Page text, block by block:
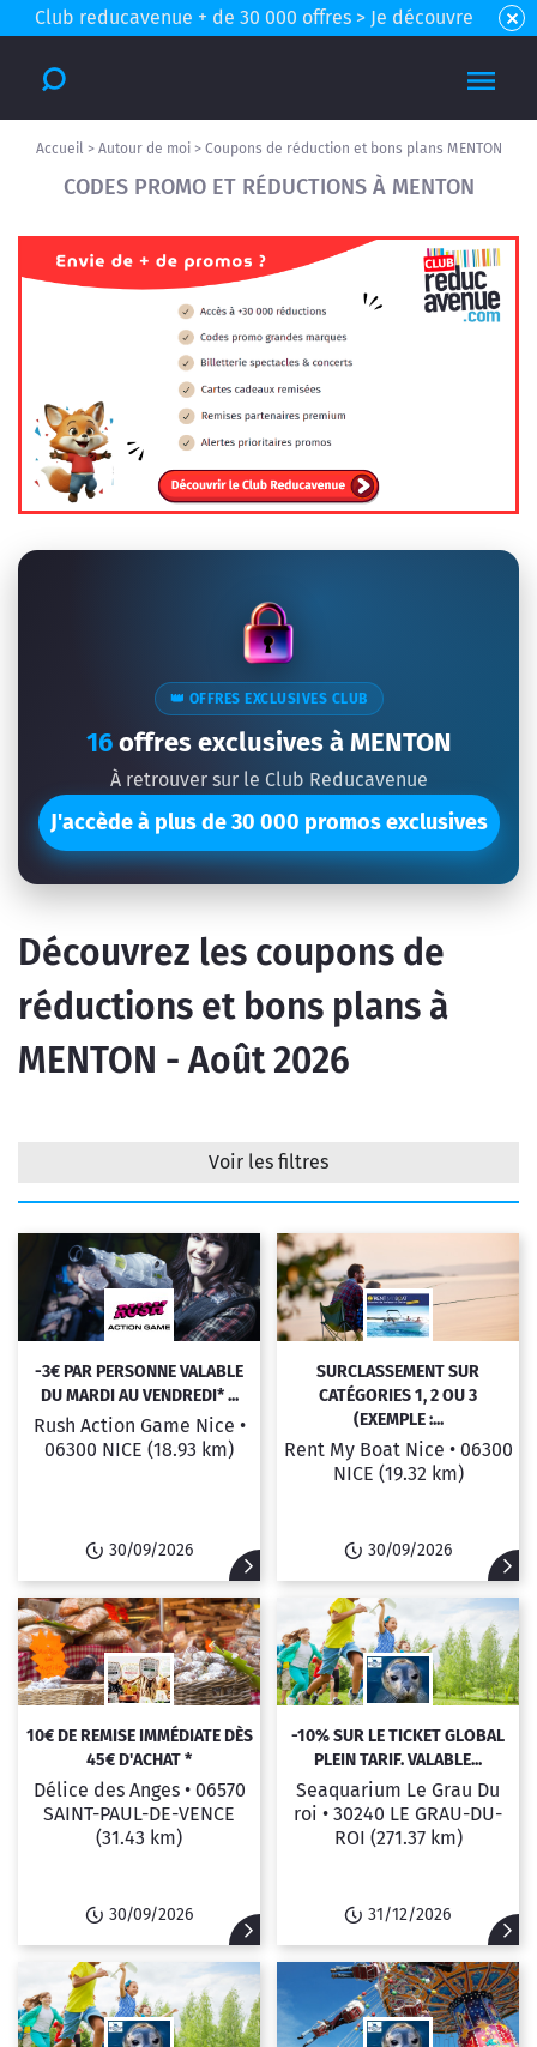
Club reducavenue + de 30 000 offres > Je découvre
Accueil > Autour de moi> Coupons de réduction et bons plans MENTON
CODES PROMO ET RÉDUCTIONS À MENTON
👑 OFFRES EXCLUSIVES CLUB
16offres exclusives à MENTON
À retrouver sur le Club Reducavenue
J'accède à plus de 30 000 promos exclusives
Découvrez les coupons de
réductions et bons plans à
MENTON - Août 2026
Voir les filtres
Filtrer
-3€ PAR PERSONNE VALABLE
DU MARDI AU VENDREDI* ...
Rush Action Game Nice •
06300 NICE (18.93 km)
30/09/2026
SURCLASSEMENT SUR
CATÉGORIES 1, 2 OU 3
(EXEMPLE :...
Rent My Boat Nice • 06300
NICE (19.32 km)
30/09/2026
10€ DE REMISE IMMÉDIATE DÈS
45€ D'ACHAT *
Délice des Anges • 06570
SAINT-PAUL-DE-VENCE
(31.43 km)
30/09/2026
-10% SUR LE TICKET GLOBAL
PLEIN TARIF. VALABLE...
Seaquarium Le Grau Du
roi • 30240 LE GRAU-DU-
ROI (271.37 km)
31/12/2026